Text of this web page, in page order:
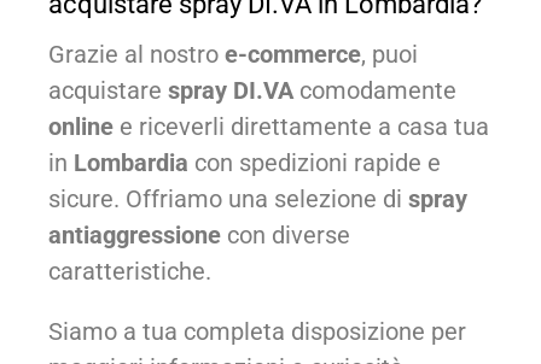
Grazie al nostro e-commerce, puoi
acquistare spray DI.VAcomodamente
online e riceverli direttamente a casa tua
in Lombardia con spedizioni rapide e
sicure. Offriamo una selezione di spray
antiaggressione con diverse
caratteristiche.
Siamo a tua completa disposizione per